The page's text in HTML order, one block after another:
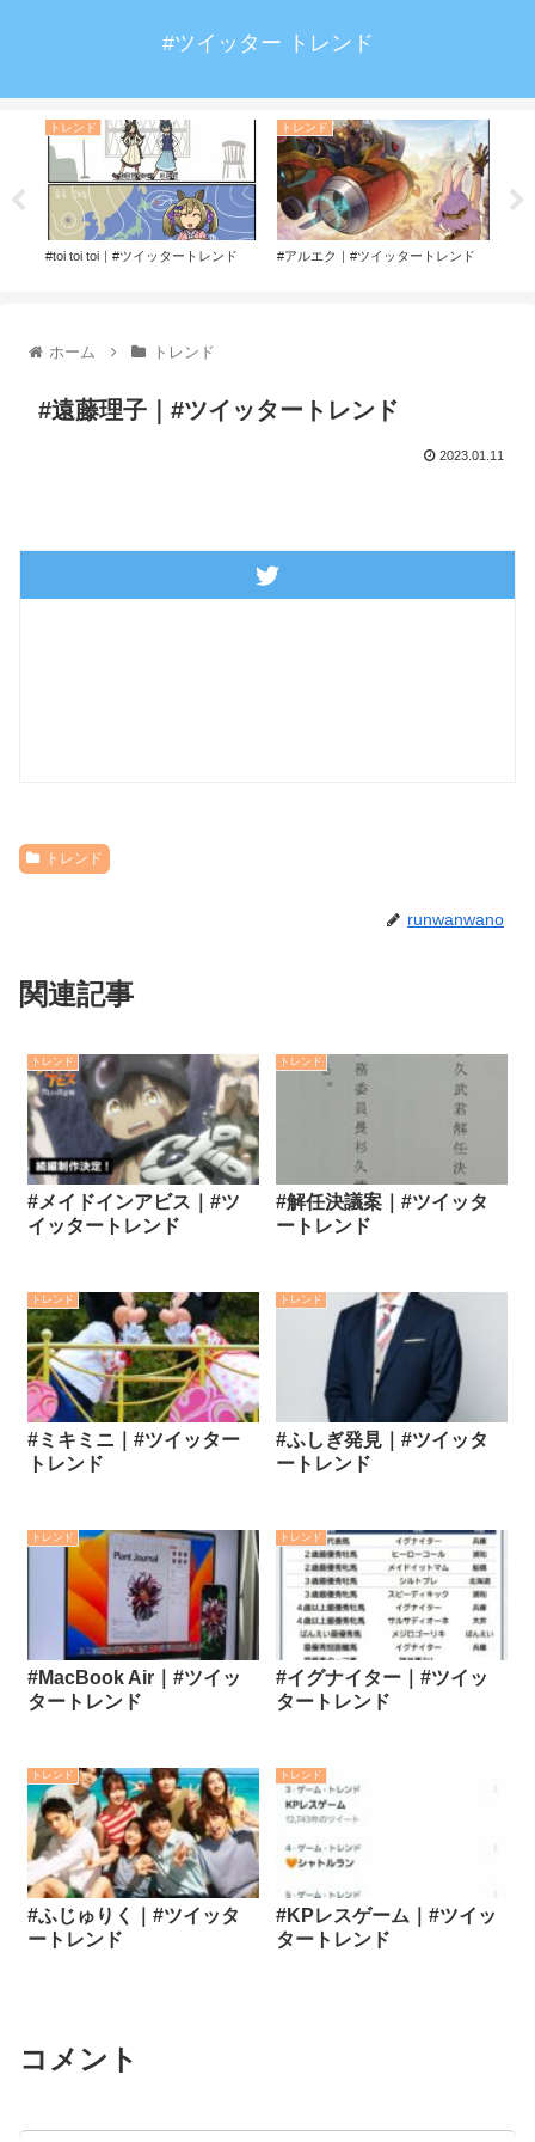
#ツイッター トレンド
トレンド
#toi toi toi｜#ツイッタートレンド
トレンド
#アルエク｜#ツイッタートレンド
ホーム トレンド
#遠藤理子｜#ツイッタートレンド
2023.01.11
トレンド
runwanwano
関連記事
トレンド
#メイドインアビス｜#ツ
イッタートレンド
トレンド
#解任決議案｜#ツイッタ
ートレンド
トレンド
#ミキミニ｜#ツイッター
トレンド
トレンド
#ふしぎ発見｜#ツイッタ
ートレンド
トレンド
#MacBook Air｜#ツイッ
タートレンド
トレンド
#イグナイター｜#ツイッ
タートレンド
トレンド
#ふじゅりく｜#ツイッタ
ートレンド
トレンド
#KPレスゲーム｜#ツイッ
タートレンド
コメント